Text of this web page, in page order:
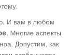
И вам в любом
. Многие аспекты
Допустим, как